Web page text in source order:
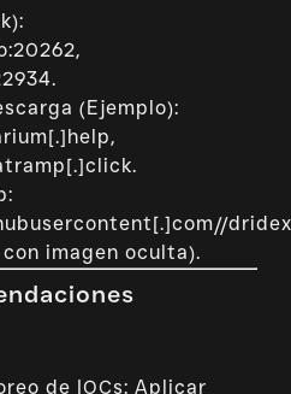
(Ejemplo):
imagen oculta).
de IOCs: Aplicar